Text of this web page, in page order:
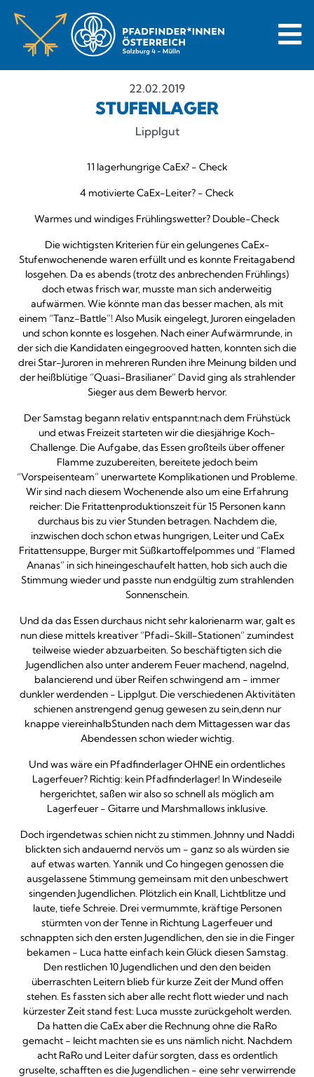
22.02.2019
STUFENLAGER
Lipplgut
11 lagerhungrige CaEx? - Check
4 motivierte CaEx-Leiter? - Check
Warmes und windiges Frühlingswetter? Double-Check
Die wichtigsten Kriterien für ein gelungenes CaEx-
Stufenwochenende waren erfüllt und es konnte Freitagabend
losgehen. Da es abends (trotz des anbrechenden Frühlings)
doch etwas frisch war, musste man sich anderweitig
aufwärmen. Wie könnte man das besser machen, als mit
einem “Tanz-Battle”! Also Musik eingelegt, Juroren eingeladen
und schon konnte es losgehen. Nach einer Aufwärmrunde, in
der sich die Kandidaten eingegrooved hatten, konnten sich die
drei Star-Juroren in mehreren Runden ihre Meinung bilden und
der heißblütige “Quasi-Brasilianer” David ging als strahlender
Sieger aus dem Bewerb hervor.
Der Samstag begann relativ entspannt:nach dem Frühstück
und etwas Freizeit starteten wir die diesjährige Koch-
Challenge. Die Aufgabe, das Essen großteils über offener
Flamme zuzubereiten, bereitete jedoch beim
“Vorspeisenteam” unerwartete Komplikationen und Probleme.
Wir sind nach diesem Wochenende also um eine Erfahrung
reicher: Die Fritattenproduktionszeit für 15 Personen kann
durchaus bis zu vier Stunden betragen. Nachdem die,
inzwischen doch schon etwas hungrigen, Leiter und CaEx
Fritattensuppe, Burger mit Süßkartoffelpommes und “Flamed
Ananas” in sich hineingeschaufelt hatten, hob sich auch die
Stimmung wieder und passte nun endgültig zum strahlenden
Sonnenschein.
Und da das Essen durchaus nicht sehr kalorienarm war, galt es
nun diese mittels kreativer “Pfadi-Skill-Stationen” zumindest
teilweise wieder abzuarbeiten. So beschäftigten sich die
Jugendlichen also unter anderem Feuer machend, nagelnd,
balancierend und über Reifen schwingend am - immer
dunkler werdenden - Lipplgut. Die verschiedenen Aktivitäten
schienen anstrengend genug gewesen zu sein,denn nur
knappe viereinhalbStunden nach dem Mittagessen war das
Abendessen schon wieder wichtig.
Und was wäre ein Pfadfinderlager OHNE ein ordentliches
Lagerfeuer? Richtig: kein Pfadfinderlager! In Windeseile
hergerichtet, saßen wir also so schnell als möglich am
Lagerfeuer - Gitarre und Marshmallows inklusive.
Doch irgendetwas schien nicht zu stimmen. Johnny und Naddi
blickten sich andauernd nervös um - ganz so als würden sie
auf etwas warten. Yannik und Co hingegen genossen die
ausgelassene Stimmung gemeinsam mit den unbeschwert
singenden Jugendlichen. Plötzlich ein Knall, Lichtblitze und
laute, tiefe Schreie. Drei vermummte, kräftige Personen
stürmten von der Tenne in Richtung Lagerfeuer und
schnappten sich den ersten Jugendlichen, den sie in die Finger
bekamen - Luca hatte einfach kein Glück diesen Samstag.
Den restlichen 10 Jugendlichen und den den beiden
überraschten Leitern blieb für kurze Zeit der Mund offen
stehen. Es fassten sich aber alle recht flott wieder und nach
kürzester Zeit stand fest: Luca musste zurückgeholt werden.
Da hatten die CaEx aber die Rechnung ohne die RaRo
gemacht - leicht machten sie es uns nämlich nicht. Nachdem
acht RaRo und Leiter dafür sorgten, dass es ordentlich
gruselte, schafften es die Jugendlichen - eine sehr verwirrende